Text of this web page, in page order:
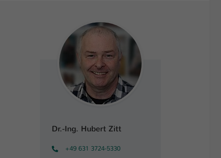
Dr.-Ing. Hubert Zitt
+49 631 3724-5330